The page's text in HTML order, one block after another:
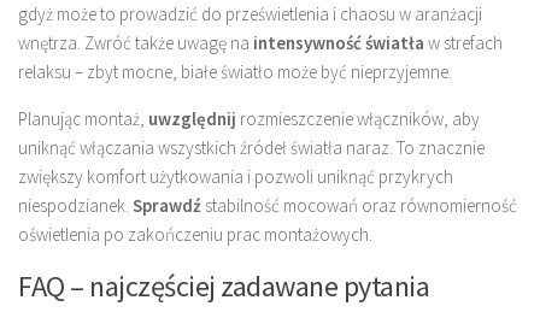
gdyż może to prowadzić do prześwietlenia i chaosu w aranżacji
wnętrza. Zwróć także uwagę na intensywność światła w strefach
relaksu – zbyt mocne, białe światło może być nieprzyjemne.
Planując montaż, uwzględnij rozmieszczenie włączników, aby
uniknąć włączania wszystkich źródeł światła naraz. To znacznie
zwiększy komfort użytkowania i pozwoli uniknąć przykrych
niespodzianek. Sprawdź stabilność mocowań oraz równomierność
oświetlenia po zakończeniu prac montażowych.
FAQ – najczęściej zadawane pytania